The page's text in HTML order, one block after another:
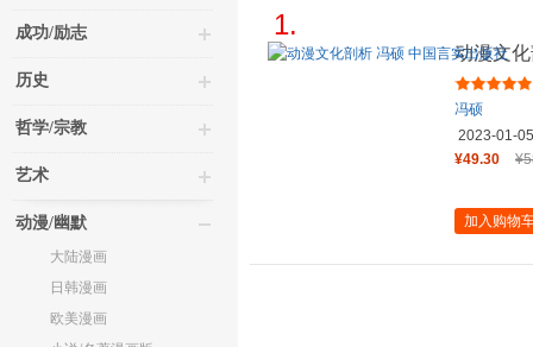
成功/励志
历史
哲学/宗教
艺术
动漫/幽默
大陆漫画
日韩漫画
欧美漫画
1.
动漫文
冯硕
2023-01-05
¥49.30
加入购物